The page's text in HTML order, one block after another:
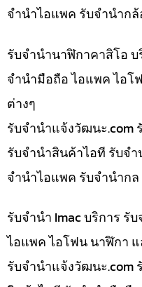
จำนำไอแพค รับจำนำกล้
รับจำนำนาฬิกาคาสิโอ
จำนำมือถือ ไอแพค ไอโ
ต่างๆ
รับจํานําแจ้งวัฒนะ.com
รับจำนำสินค้าไอที รับจ
จำนำไอแพค รับจำนำกล
รับจำนำ Imac บริการ รั
ไอแพค ไอโฟน นาฬิกา
รับจํานําแจ้งวัฒนะ.com